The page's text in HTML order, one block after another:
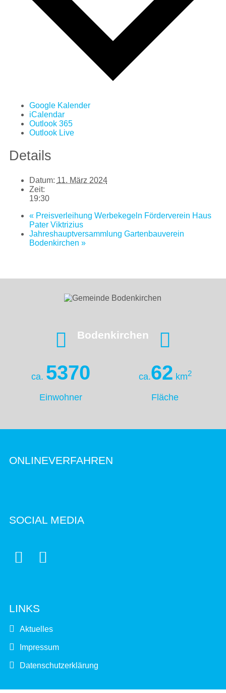
Google Kalender
iCalendar
Outlook 365
Outlook Live
Details
Datum: 11. März 2024
Zeit:
19:30
«Preisverleihung Werbekegeln Förderverein Haus
Pater Viktrizius
Jahreshauptversammlung Gartenbauverein
Bodenkirchen »
Bodenkirchen
ca. 5370
Einwohner
ca.62 km2
Fläche
ONLINEVERFAHREN
SOCIAL MEDIA
 
LINKS
Aktuelles
Impressum
Datenschutzerklärung